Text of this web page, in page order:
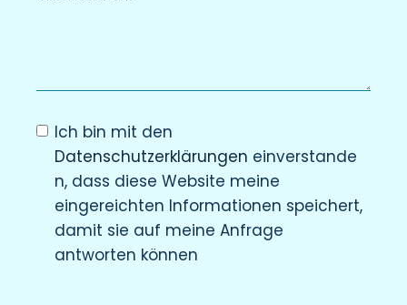
Ich bin mit den
Datenschutzerklärungen einverstande
n, dass diese Website meine
eingereichten Informationen speichert,
damit sie auf meine Anfrage
antworten können